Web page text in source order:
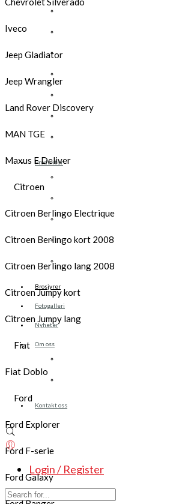
Andre merker
Produkter
Bunnskuffer
Skapseksjoner
Brosjyrer
Fotogalleri
Nyheter
Om oss
Kontakt oss
Login / Register
Iveco
Jeep Gladiator
Jeep Wrangler
Land Rover Discovery
MAN TGE
Maxus E Deliver
Citroen
Citroen Berlingo Electrique
Citroen Berlingo kort 2008
Citroen Berlingo lang 2008
Citroen Jumpy kort
Citroen Jumpy lang
Fiat
Fiat Doblo
Ford
Ford Explorer
Ford F-serie
Ford Galaxy